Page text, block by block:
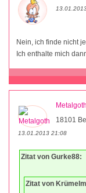
Nein, ich finde nicht
Ich enthalte mich
Metalgoth
18101
13.01.2013 21:08
Zitat von Gurke88:
Zitat von